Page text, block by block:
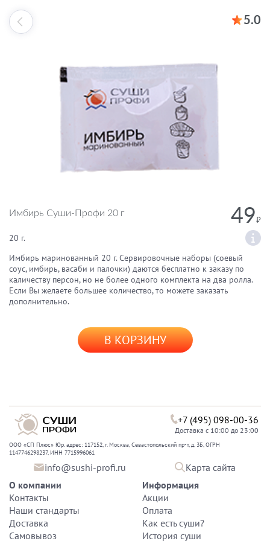
5.0
Имбирь Суши-Профи 20 г 49
20 г.
Имбирь маринованный 20 г. Сервировочные наборы (соевый
соус, имбирь, васаби и палочки) даются бесплатно к заказу по
каличеству персон, но не более одного комплекта на два ролла.
Если Вы желаете большее количество, то можете заказать
дополнительно.
В КОРЗИНУ
+7 (495) 098-00-36
Доставка с 10:00 до 23:00
ООО «СП Плюс» Юр. адрес: 117152, г. Москва, Севастопольский пр-т, д. 3Б, ОГРН
1147746298237, ИНН 7715996061
info@sushi-profi.ru
Карта сайта
О компании
Контакты
Наши стандарты
Доставка
Самовывоз
Информация
Акции
Оплата
Как есть суши?
История суши